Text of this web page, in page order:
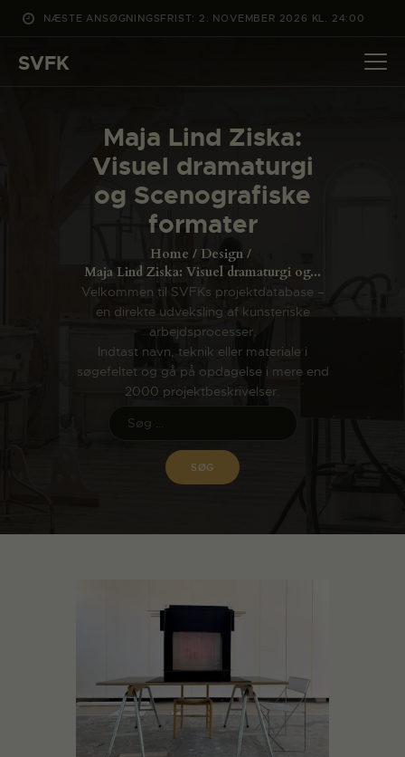
NÆSTE ANSØGNINGSFRIST: 2. NOVEMBER 2026 KL. 24:00
SVFK
Maja Lind Ziska:
Visuel dramaturgi
og Scenografiske
formater
Home
Design
Maja Lind Ziska: Visuel dramaturgi og...
Velkommen til SVFKs projektdatabase –
en direkte udveksling af kunsteriske
arbejdsprocesser.
Indtast navn, teknik eller materiale i
søgefeltet og gå på opdagelse i mere end
2000 projektbeskrivelser.
DET SKER
PROJEKTER
CHANNEL
ANSØG
ENGLISH